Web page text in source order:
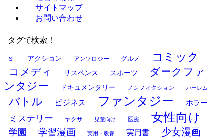
サイトマップ
お問い合わせ
タグで検索！
SF アクション アンソロジー グルメ コミック
コメディ サスペンス スポーツ
ダークファ
ンタジー
ドキュメンタリー ノンフィクション ハーレム
バトル ビジネス ファンタジー ホラー
ミステリー ヤクザ 児童向け 医療 女性向け
学園 学習漫画 実用・教養 実用書 少女漫画